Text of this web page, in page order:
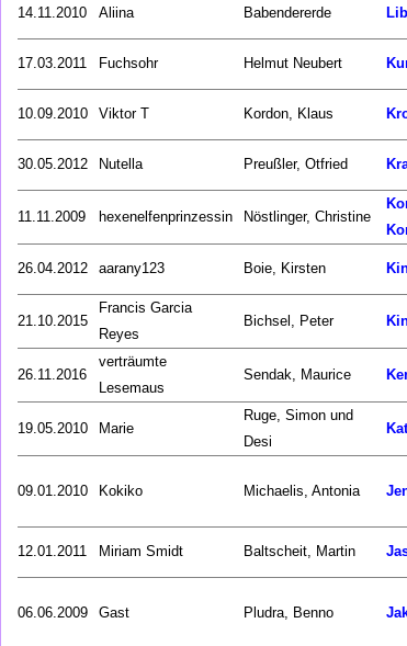
14.11.2010 Aliina Babendererde
17.03.2011 Fuchsohr Helmut Neubert
10.09.2010 Viktor T Kordon, Klaus
30.05.2012 Nutella Preußler, Otfried
11.11.2009 hexenelfenprinzessin Nöstlinger, Christine
26.04.2012 aarany123 Boie, Kirsten
21.10.2015
Francis Garcia
Reyes
Bichsel, Peter
26.11.2016
verträumte
Lesemaus
Sendak, Maurice
19.05.2010 Marie
Ruge, Simon und
Desi
09.01.2010 Kokiko Michaelis, Antonia
12.01.2011 Miriam Smidt Baltscheit, Martin
06.06.2009 Gast Pludra, Benno